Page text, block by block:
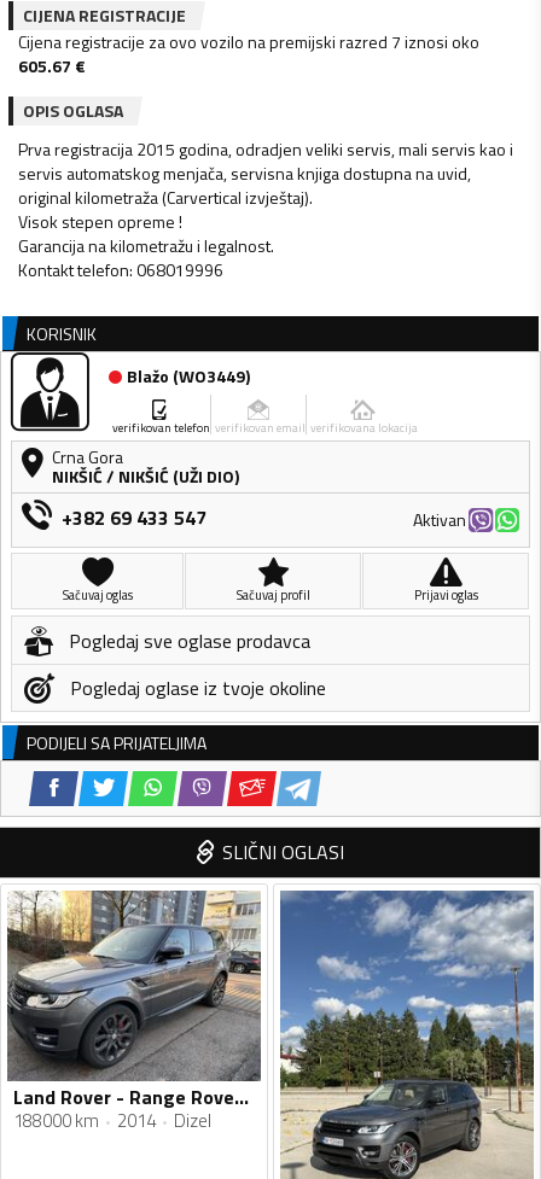
CIJENA REGISTRACIJE
Cijena registracije za ovo vozilo na premijski razred 7 iznosi oko
605.67 €
OPIS OGLASA
Prva registracija 2015 godina, odradjen veliki servis, mali servis kao i
servis automatskog menjača, servisna knjiga dostupna na uvid,
original kilometraža (Carvertical izvještaj).
Visok stepen opreme !
Garancija na kilometražu i legalnost.
Kontakt telefon: 068019996
KORISNIK
Blažo (WO3449)
verifikovan telefon verifikovan email verifikovana lokacija
Crna Gora
NIKŠIĆ/ NIKŠIĆ (UŽI DIO)
+382 69 433 547 Aktivan
Sačuvaj oglas Sačuvaj profil Prijavi oglas
Pogledaj sve oglase prodavca
Pogledaj oglase iz tvoje okoline
PODIJELI SA PRIJATELJIMA
SLIČNI OGLASI
Land Rover - Range Rover Sport - 3.0
188000 km 2014 Dizel